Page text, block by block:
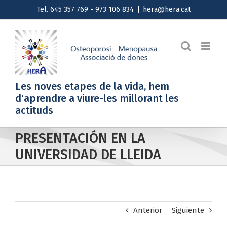
al
contenido
Tel. 645 357 769 - 973 106 834 hera@hera.cat
Les noves etapes de la vida, hem
d'aprendre a viure-les millorant les
actituds
PRESENTACIÓN EN LA
UNIVERSIDAD DE LLEIDA
Anterior Siguiente